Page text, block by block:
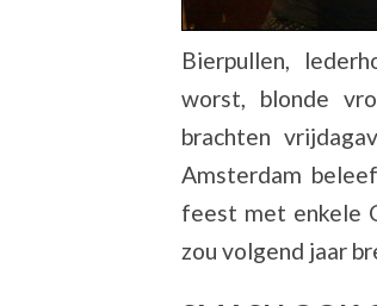
Bierpullen,
worst, blonde
brachten
Amsterdam
feest met enkele
zou volgend jaar